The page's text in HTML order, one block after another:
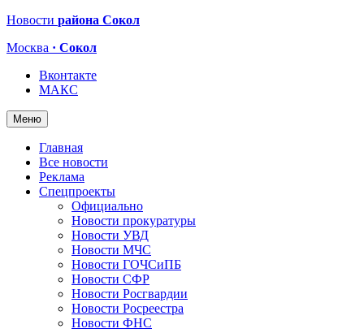
Новости района Сокол
Москва · Сокол
Вконтакте
МАКС
Меню
Главная
Все новости
Реклама
Спецпроекты
Официально
Новости прокуратуры
Новости УВД
Новости МЧС
Новости ГОЧСиПБ
Новости СФР
Новости Росгвардии
Новости Росреестра
Новости ФНС